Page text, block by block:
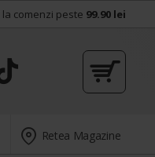
la comenzi peste 99.90 lei
Retea Magazine